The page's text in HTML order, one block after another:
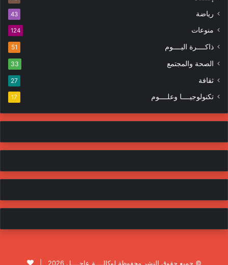
رياضة 43
منوعات 124
ذاكــــرة اليــــوم 51
الصحة والمجتمع 33
ثقافة 27
تكنولوجيــــا وعلــــوم 17
© جميع حقوق النشر محفوظة لوكالــــة عاجــــل 2026 |